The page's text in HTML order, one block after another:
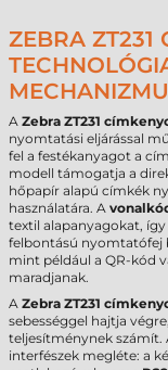
ZEBRA ZT231
A Zebra ZT231
nyomtatási eljárással
fel a festékanyagot a
modell támogatja a
hőpapír alapú címkék
használatára. A
textil alapanyagokat, így
felbontású nyomtatófej
mint például a QR-kód
maradjanak.
A Zebra ZT231
sebességgel hajtja
teljesítménynek számít.
interfészek megléte: a